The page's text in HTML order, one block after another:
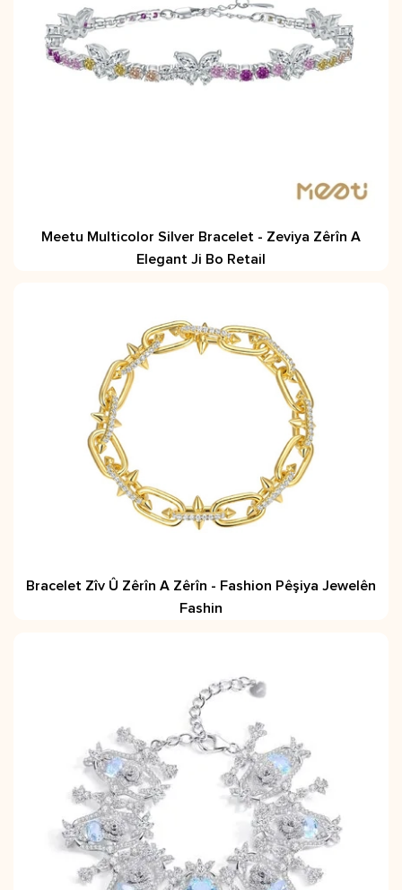
Meetu Multicolor Silver Bracelet - Zeviya Zêrîn A
Elegant Ji Bo Retail
Bracelet Zîv Û Zêrîn A Zêrîn - Fashion Pêşiya Jewelên
Fashin